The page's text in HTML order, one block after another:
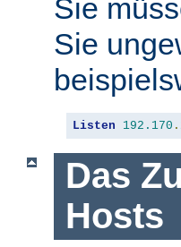
Sie
Sie
Listen 192.170 .
Das
Hosts